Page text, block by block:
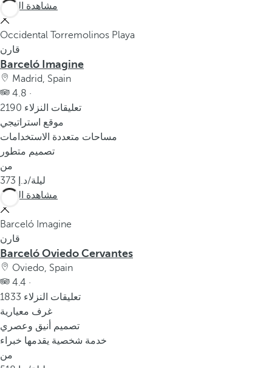
مشاهدة المزيد
Occidental Torremolinos Playa
قارن
Barceló Imagine
Madrid, Spain
4.8 ·
2190 تعليقات النزلاء
موقع استراتيجي
مساحات متعددة الاستخدامات
تصميم متطور
من
373
/ليلة
مشاهدة المزيد
Barceló Imagine
قارن
Barceló Oviedo Cervantes
Oviedo, Spain
4.4 ·
1833 تعليقات النزلاء
غرف معيارية
تصميم أنيق وعصري
خدمة شخصية يقدمها خبراء
من